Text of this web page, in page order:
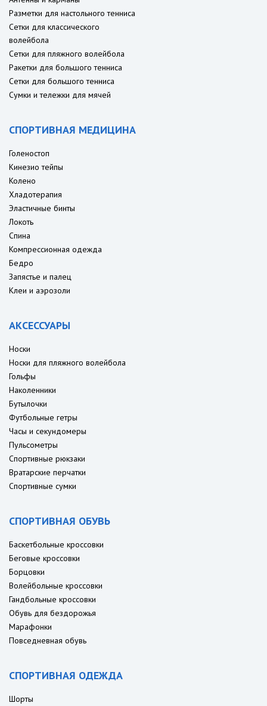
Разметки для настольного тенниса
Сетки для классического
волейбола
Сетки для пляжного волейбола
Ракетки для большого тенниса
Сетки для большого тенниса
Сумки и тележки для мячей
СПОРТИВНАЯ МЕДИЦИНА
Голеностоп
Кинезио тейпы
Колено
Хладотерапия
Эластичные бинты
Локоть
Спина
Компрессионная одежда
Бедро
Запястье и палец
Клеи и аэрозоли
АКСЕССУАРЫ
Носки
Носки для пляжного волейбола
Гольфы
Наколенники
Бутылочки
Футбольные гетры
Часы и секундомеры
Пульсометры
Спортивные рюкзаки
Вратарские перчатки
Спортивные сумки
СПОРТИВНАЯ ОБУВЬ
Баскетбольные кроссовки
Беговые кроссовки
Борцовки
Волейбольные кроссовки
Гандбольные кроссовки
Обувь для бездорожья
Марафонки
Повседневная обувь
СПОРТИВНАЯ ОДЕЖДА
Шорты